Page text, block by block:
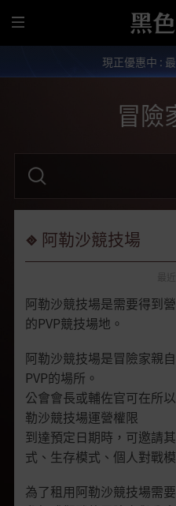
全
部
單
現正優惠中 :
冒險
關
鍵
阿勒沙競技場
阿勒沙競技場是需要得到
的PVP競技場地。
阿勒沙競技場是冒險家親
PVP的場所。
公會會長或輔佐官可在所
勒沙競技場運營權限
到達預定日期時，可邀請
式、生存模式、個人對戰
為了租用阿勒沙競技場需